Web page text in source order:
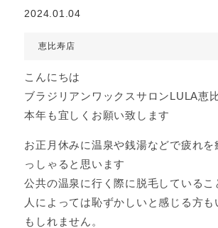
2024.01.04
恵比寿店
こんにちは
ブラジリアンワックスサロンLULA恵
本年も宜しくお願い致します
お正月休みに温泉や銭湯などで疲れを
っしゃると思います
公共の温泉に行く際に脱毛しているこ
人によっては恥ずかしいと感じる方
もしれません。